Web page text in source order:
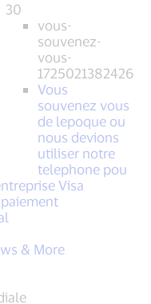
30
vous-
souvenez-
vous-
1725021382426
Vous
souvenez vous
de lepoque ou
nous devions
utiliser notre
telephone pou
Visa
& More